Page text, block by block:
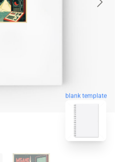
blank template